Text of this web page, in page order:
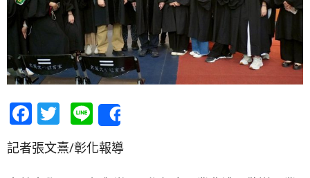
Facebook
Twitter
Line
記者張文熹/彰化報導